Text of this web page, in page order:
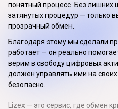
понятный процесс. Без лишних
затянутых процедур — только
прозрачный обмен.
Благодаря этому мы сделали
работает — он реально
верим в свободу цифровых
должен управлять ими на
безопасно.
Lizex — это сервис, где обмен